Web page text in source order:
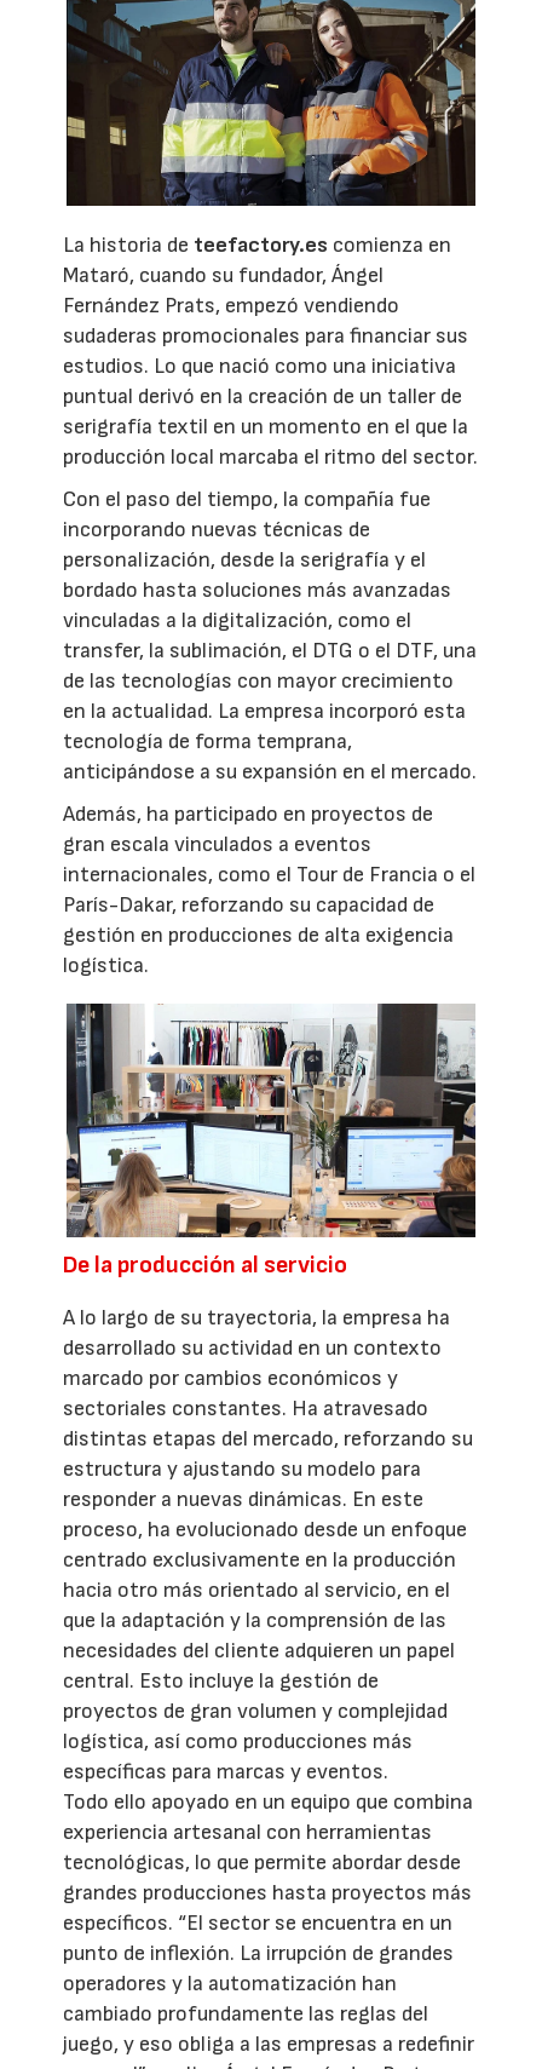
La historia de teefactory.es comienza en
Mataró, cuando su fundador, Ángel
Fernández Prats, empezó vendiendo
sudaderas promocionales para financiar sus
estudios. Lo que nació como una iniciativa
puntual derivó en la creación de un taller de
serigrafía textil en un momento en el que la
producción local marcaba el ritmo del sector.
Con el paso del tiempo, la compañía fue
incorporando nuevas técnicas de
personalización, desde la serigrafía y el
bordado hasta soluciones más avanzadas
vinculadas a la digitalización, como el
transfer, la sublimación, el DTG o el DTF, una
de las tecnologías con mayor crecimiento
en la actualidad. La empresa incorporó esta
tecnología de forma temprana,
anticipándose a su expansión en el mercado.
Además, ha participado en proyectos de
gran escala vinculados a eventos
internacionales, como el Tour de Francia o el
París-Dakar, reforzando su capacidad de
gestión en producciones de alta exigencia
logística.
De la producción al servicio
A lo largo de su trayectoria, la empresa ha
desarrollado su actividad en un contexto
marcado por cambios económicos y
sectoriales constantes. Ha atravesado
distintas etapas del mercado, reforzando su
estructura y ajustando su modelo para
responder a nuevas dinámicas. En este
proceso, ha evolucionado desde un enfoque
centrado exclusivamente en la producción
hacia otro más orientado al servicio, en el
que la adaptación y la comprensión de las
necesidades del cliente adquieren un papel
central. Esto incluye la gestión de
proyectos de gran volumen y complejidad
logística, así como producciones más
específicas para marcas y eventos.
Todo ello apoyado en un equipo que combina
experiencia artesanal con herramientas
tecnológicas, lo que permite abordar desde
grandes producciones hasta proyectos más
específicos. “El sector se encuentra en un
punto de inflexión. La irrupción de grandes
operadores y la automatización han
cambiado profundamente las reglas del
juego, y eso obliga a las empresas a redefinir